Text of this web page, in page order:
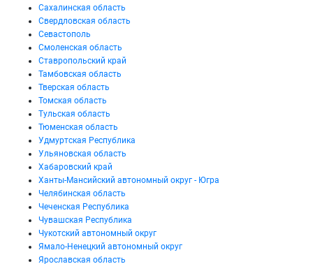
Сахалинская область
Свердловская область
Севастополь
Смоленская область
Ставропольский край
Тамбовская область
Тверская область
Томская область
Тульская область
Тюменская область
Удмуртская Республика
Ульяновская область
Хабаровский край
Ханты-Мансийский автономный округ - Югра
Челябинская область
Чеченская Республика
Чувашская Республика
Чукотский автономный округ
Ямало-Ненецкий автономный округ
Ярославская область